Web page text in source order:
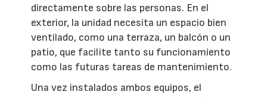
directamente sobre las personas. En el
exterior, la unidad necesita un espacio bien
ventilado, como una terraza, un balcón o un
patio, que facilite tanto su funcionamiento
como las futuras tareas de mantenimiento.
Una vez instalados ambos equipos, el